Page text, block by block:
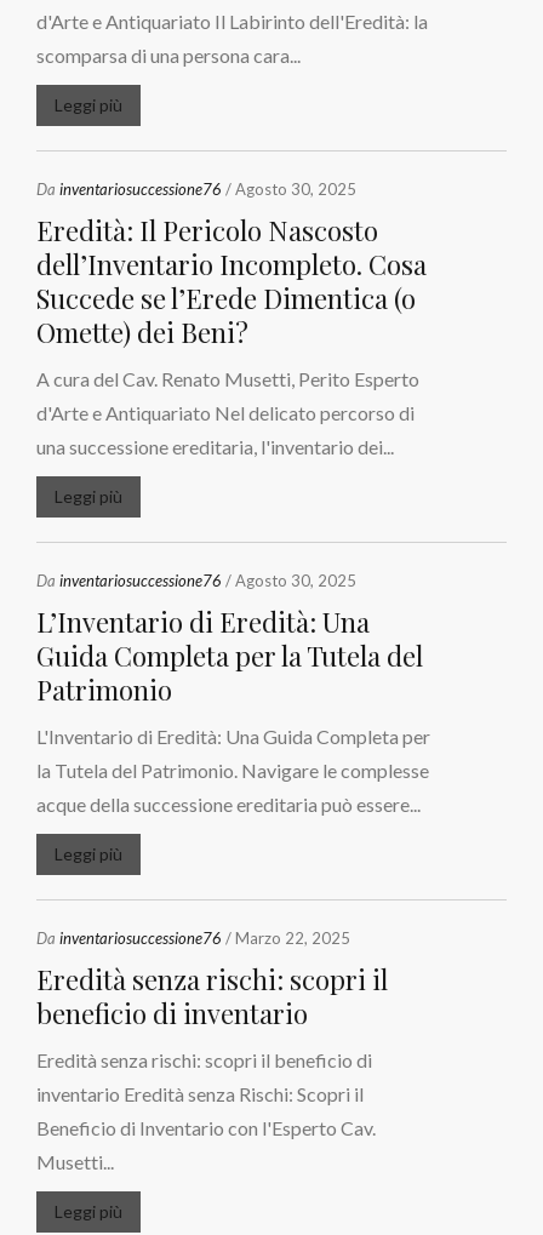
d'Arte e Antiquariato Il Labirinto dell'Eredità: la
scomparsa di una persona cara...
Leggi più
Da inventariosuccessione76 / Agosto 30, 2025
Eredità: Il Pericolo Nascosto
dell’Inventario Incompleto. Cosa
Succede se l’Erede Dimentica (o
Omette) dei Beni?
A cura del Cav. Renato Musetti, Perito Esperto
d'Arte e Antiquariato Nel delicato percorso di
una successione ereditaria, l'inventario dei...
Leggi più
Da inventariosuccessione76 / Agosto 30, 2025
L’Inventario di Eredità: Una
Guida Completa per la Tutela del
Patrimonio
L'Inventario di Eredità: Una Guida Completa per
la Tutela del Patrimonio. Navigare le complesse
acque della successione ereditaria può essere...
Leggi più
Da inventariosuccessione76 / Marzo 22, 2025
Eredità senza rischi: scopri il
beneficio di inventario
Eredità senza rischi: scopri il beneficio di
inventario Eredità senza Rischi: Scopri il
Beneficio di Inventario con l'Esperto Cav.
Musetti...
Leggi più